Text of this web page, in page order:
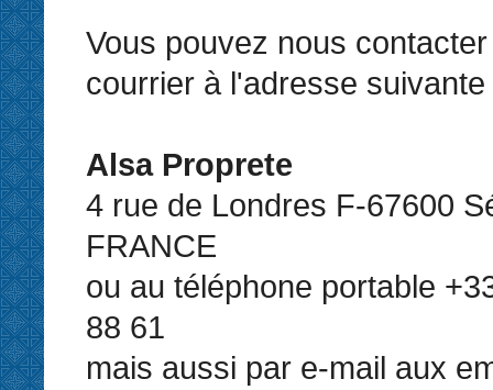
Vous pouvez nous
courrier à l'adresse suivante
Alsa Proprete
4 rue de Londres F-67600
FRANCE
ou au téléphone portable
88 61
mais aussi par e-mail aux